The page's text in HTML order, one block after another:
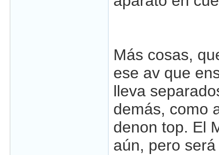
Más cosas,
ese av que
lleva
demás, como
denon top. El
aún, pero